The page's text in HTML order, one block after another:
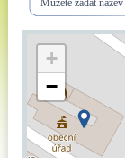
Můžete zadat
+
−